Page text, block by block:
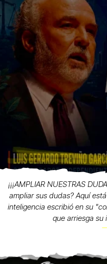
¡¡¡AMPLIAR NUESTRAS
ampliar sus dudas? Aquí
inteligencia escribió en su
que arriesga su